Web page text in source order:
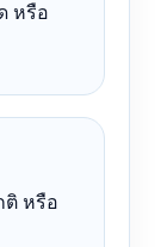
หรือ
ติ หรือ